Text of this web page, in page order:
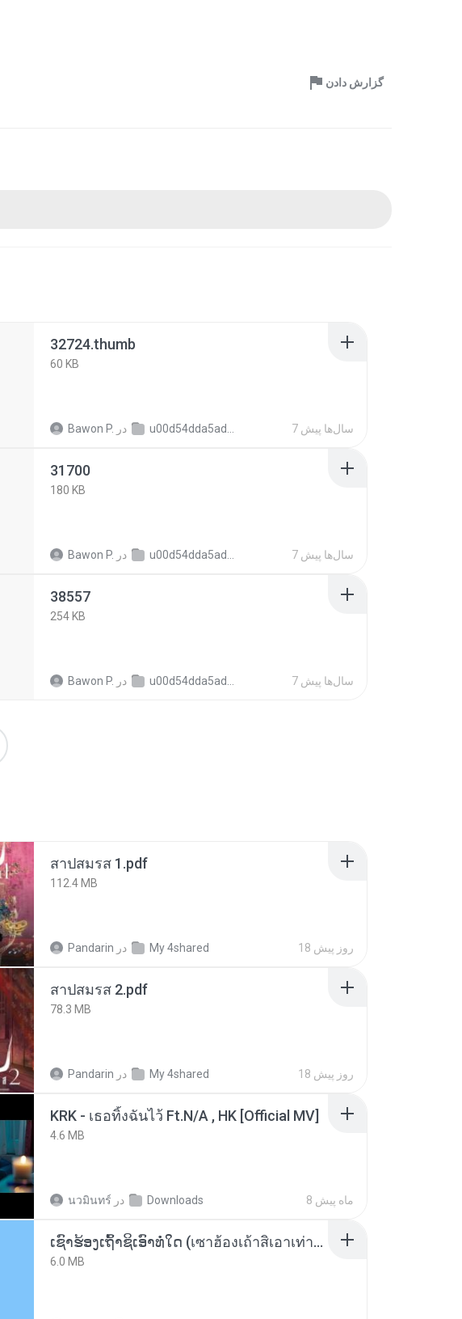
گزارش دادن
32724.thumb
60 KB
Bawon P. در u00d54dda5ade67671183c870eb834bce 7 سال‌ها پیش
31700
180 KB
Bawon P. در u00d54dda5ade67671183c870eb834bce 7 سال‌ها پیش
38557
254 KB
Bawon P. در u00d54dda5ade67671183c870eb834bce 7 سال‌ها پیش
สาปสมรส 1.pdf
112.4 MB
Pandarin در My 4shared 18 روز پیش
สาปสมรส 2.pdf
78.3 MB
Pandarin در My 4shared 18 روز پیش
KRK - เธอทิ้งฉันไว้ Ft.N/A , HK [Official MV]
4.6 MB
นวมินทร์ در Downloads 8 ماه پیش
ເຊົາຮ້ອງເຖົ້າຊິເອົາທໍ່ໃດ (เซาฮ้องเถ้าสิเอาเท่าใด) ບຸນເກີດ ຫນູຫ່ວງ ft. ໂສພາ ຈຸນທະລາ
6.0 MB